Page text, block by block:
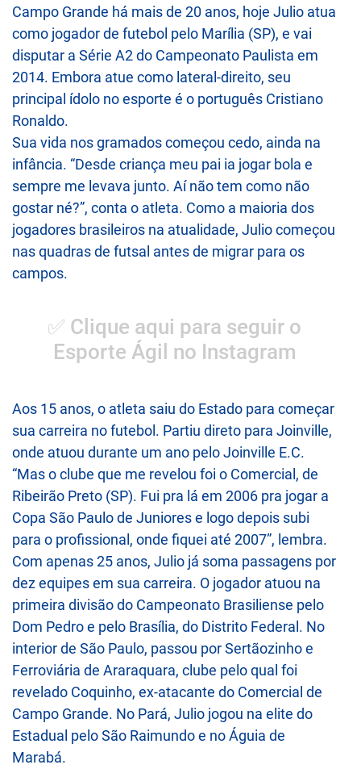
Campo Grande há mais de 20 anos, hoje Julio atua
como jogador de futebol pelo Marília (SP), e vai
disputar a Série A2 do Campeonato Paulista em
2014. Embora atue como lateral-direito, seu
principal ídolo no esporte é o português Cristiano
Ronaldo.
Sua vida nos gramados começou cedo, ainda na
infância. “Desde criança meu pai ia jogar bola e
sempre me levava junto. Aí não tem como não
gostar né?”, conta o atleta. Como a maioria dos
jogadores brasileiros na atualidade, Julio começou
nas quadras de futsal antes de migrar para os
campos.
✅ Clique aqui para seguir o
Esporte Ágil no Instagram
Aos 15 anos, o atleta saiu do Estado para começar
sua carreira no futebol. Partiu direto para Joinville,
onde atuou durante um ano pelo Joinville E.C.
“Mas o clube que me revelou foi o Comercial, de
Ribeirão Preto (SP). Fui pra lá em 2006 pra jogar a
Copa São Paulo de Juniores e logo depois subi
para o profissional, onde fiquei até 2007”, lembra.
Com apenas 25 anos, Julio já soma passagens por
dez equipes em sua carreira. O jogador atuou na
primeira divisão do Campeonato Brasiliense pelo
Dom Pedro e pelo Brasília, do Distrito Federal. No
interior de São Paulo, passou por Sertãozinho e
Ferroviária de Araraquara, clube pelo qual foi
revelado Coquinho, ex-atacante do Comercial de
Campo Grande. No Pará, Julio jogou na elite do
Estadual pelo São Raimundo e no Águia de
Marabá.